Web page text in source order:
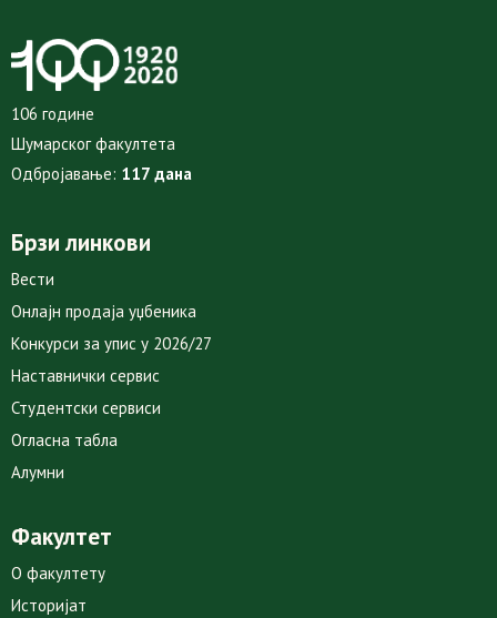
106 године
Шумарског факултета
Одбројавање: 117 дана
Брзи линкови
Вести
Онлајн продаја уџбеника
Конкурси за упис у 2026/27
Наставнички сервис
Студентски сервиси
Огласна табла
Алумни
Факултет
О факултету
Историјат